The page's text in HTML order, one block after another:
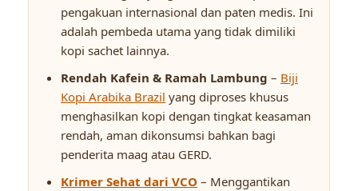
pengakuan internasional dan paten medis. Ini
adalah pembeda utama yang tidak dimiliki
kopi sachet lainnya.
Rendah Kafein & Ramah Lambung – Biji
Kopi Arabika Brazil yang diproses khusus
menghasilkan kopi dengan tingkat keasaman
rendah, aman dikonsumsi bahkan bagi
penderita maag atau GERD.
Krimer Sehat dari VCO – Menggantikan